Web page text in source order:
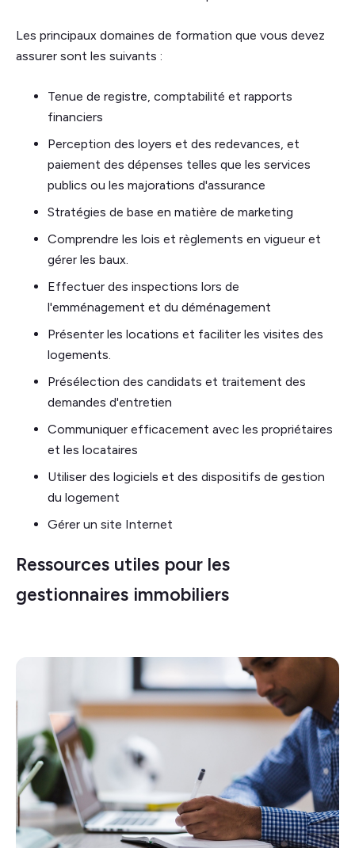
Les principaux domaines de formation que vous devez
assurer sont les suivants :
Tenue de registre, comptabilité et rapports
financiers
Perception des loyers et des redevances, et
paiement des dépenses telles que les services
publics ou les majorations d'assurance
Stratégies de base en matière de marketing
Comprendre les lois et règlements en vigueur et
gérer les baux.
Effectuer des inspections lors de
l'emménagement et du déménagement
Présenter les locations et faciliter les visites des
logements.
Présélection des candidats et traitement des
demandes d'entretien
Communiquer efficacement avec les propriétaires
et les locataires
Utiliser des logiciels et des dispositifs de gestion
du logement
Gérer un site Internet
Ressources utiles pour les
gestionnaires immobiliers